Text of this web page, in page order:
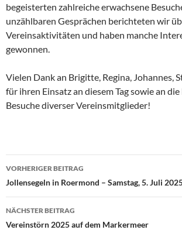
begeisterten zahlreiche erwachsene
unzählbaren Gesprächen berichteten wir
Vereinsaktivitäten und haben manche
gewonnen.
Vielen Dank an Brigitte, Regina, Johannes,
für ihren Einsatz an diesem Tag sowie an
Besuche diverser Vereinsmitglieder!
Beitragsnavigation
VORHERIGER BEITRAG
Jollensegeln in Roermond – Samstag, 5. Juli
NÄCHSTER BEITRAG
Vereinstörn 2025 auf dem Markermeer